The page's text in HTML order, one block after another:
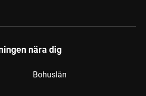
nära dig
Bohuslän